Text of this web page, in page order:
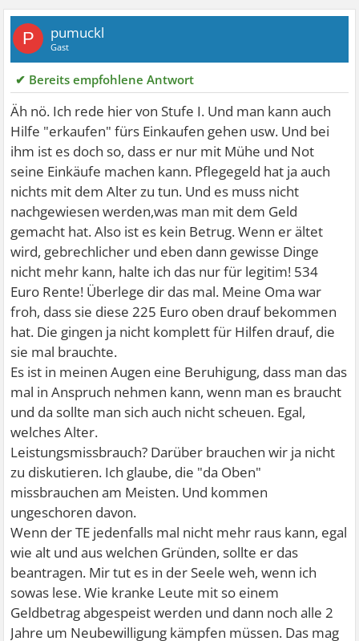
P pumuckl
Gast
✔ Bereits empfohlene Antwort
Äh nö. Ich rede hier von Stufe I. Und man kann auch
Hilfe "erkaufen" fürs Einkaufen gehen usw. Und bei
ihm ist es doch so, dass er nur mit Mühe und Not
seine Einkäufe machen kann. Pflegegeld hat ja auch
nichts mit dem Alter zu tun. Und es muss nicht
nachgewiesen werden,was man mit dem Geld
gemacht hat. Also ist es kein Betrug. Wenn er ältet
wird, gebrechlicher und eben dann gewisse Dinge
nicht mehr kann, halte ich das nur für legitim! 534
Euro Rente! Überlege dir das mal. Meine Oma war
froh, dass sie diese 225 Euro oben drauf bekommen
hat. Die gingen ja nicht komplett für Hilfen drauf, die
sie mal brauchte.
Es ist in meinen Augen eine Beruhigung, dass man das
mal in Anspruch nehmen kann, wenn man es braucht
und da sollte man sich auch nicht scheuen. Egal,
welches Alter.
Leistungsmissbrauch? Darüber brauchen wir ja nicht
zu diskutieren. Ich glaube, die "da Oben"
missbrauchen am Meisten. Und kommen
ungeschoren davon.
Wenn der TE jedenfalls mal nicht mehr raus kann, egal
wie alt und aus welchen Gründen, sollte er das
beantragen. Mir tut es in der Seele weh, wenn ich
sowas lese. Wie kranke Leute mit so einem
Geldbetrag abgespeist werden und dann noch alle 2
Jahre um Neubewilligung kämpfen müssen. Das mag